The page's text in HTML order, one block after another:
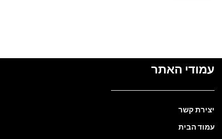
עמודי האתר
יצירת קשר
עמוד הבית